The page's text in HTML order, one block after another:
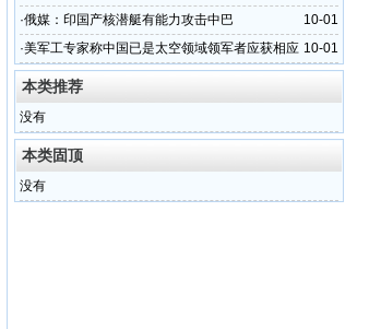
10-01
·俄媒：印国产核潜艇有能力攻击中巴
10-01
·美军工专家称中国已是太空领域领军者应获相应
待遇
本类推荐
没有
本类固顶
没有